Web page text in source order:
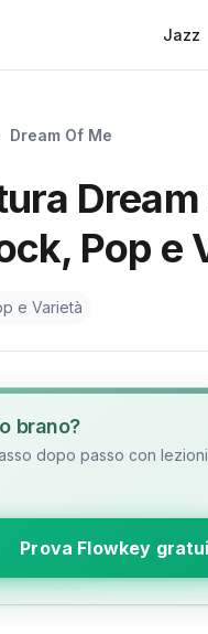
Jazz
Dream Of Me
Pop e
e Varietà
brano?
dopo passo con
Prova Flowkey